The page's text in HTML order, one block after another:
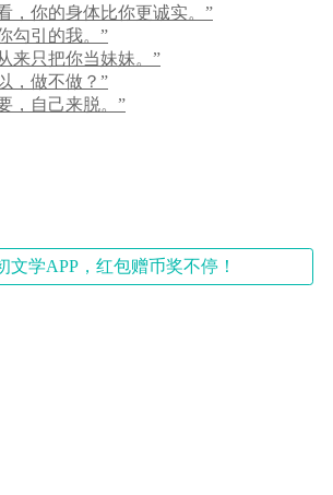
，你的身体比你更诚实。”
勾引的我。”
来只把你当妹妹。”
，做不做？”
，自己来脱。”
文学APP，红包赠币奖不停！